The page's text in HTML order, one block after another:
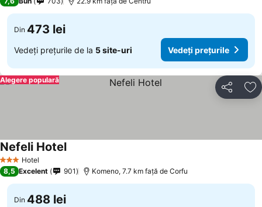
Din 473 lei
Vedeți prețurile de la 5 site-uri Vedeți prețurile
Distribuiți
Alegere populară
3 SteleHotel
Nefeli Hotel
8,5 Excelent 901 Komeno, 7.7 km faţă de Corfu
Din 488 lei